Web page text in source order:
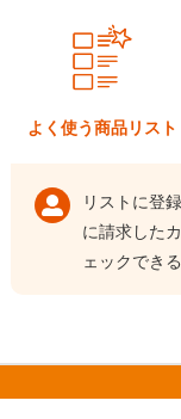
よく使う商品リスト
リストに登
に請求した
ェックできる